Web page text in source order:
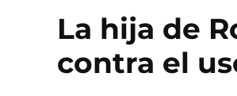
La hija de
contra el